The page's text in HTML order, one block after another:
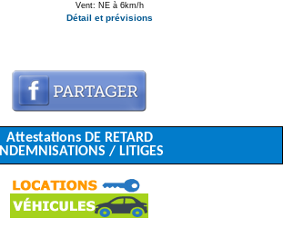
Vent: NE à 6km/h
Détail et prévisions
Attestations DE RETARD
INDEMNISATIONS / LITIGES